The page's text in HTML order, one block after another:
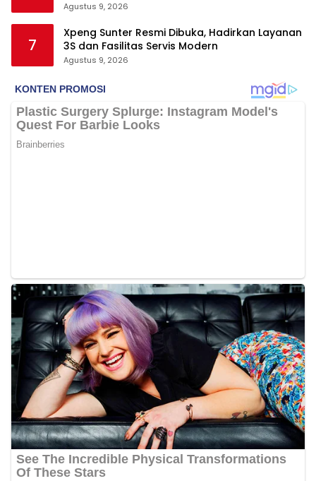
Agustus 9, 2026
7
Xpeng Sunter Resmi Dibuka, Hadirkan Layanan
3S dan Fasilitas Servis Modern
Agustus 9, 2026